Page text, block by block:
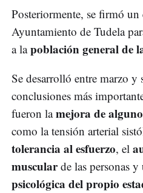
Posteriormente, se firmó
Ayuntamiento de Tudela
a lapoblación general de
Se desarrolló entre marzo
conclusiones más
fueron lamejora de
como la tensión arterial
tolerancia al esfuerzo, el
muscularde las personas y
psicológica del propio